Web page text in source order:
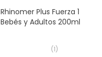
Rhinomer Plus Fuerza 1
Bebés y Adultos 200ml
(1)